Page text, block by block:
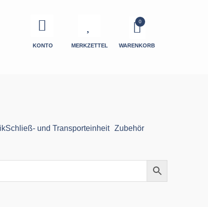
KONTO
MERKZETTEL WARENKORB
Schließ- und Transporteinheit
Zubehör